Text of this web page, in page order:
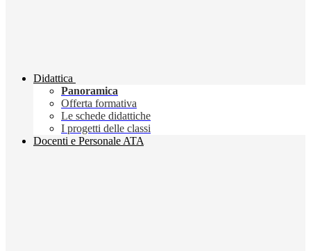
Didattica
Panoramica
Offerta formativa
Le schede didattiche
I progetti delle classi
Docenti e Personale ATA